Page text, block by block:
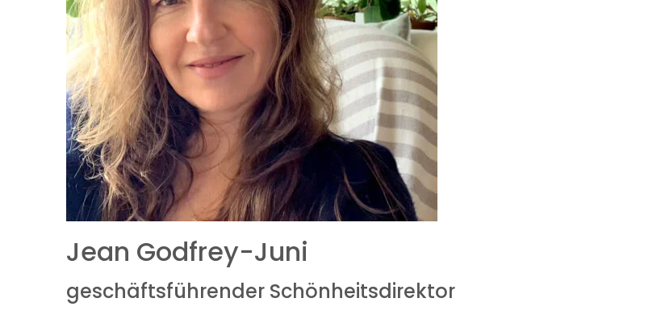
Jean Godfrey-Juni
geschäftsführender Schönheitsdirektor